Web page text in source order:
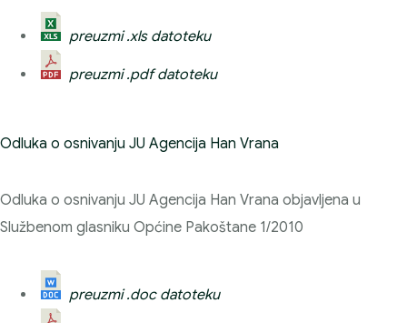
preuzmi .xls datoteku
preuzmi .pdf datoteku
Odluka o osnivanju JU Agencija Han Vrana
Odluka o osnivanju JU Agencija Han Vrana objavljena u
Službenom glasniku Općine Pakoštane 1/2010
preuzmi .doc datoteku